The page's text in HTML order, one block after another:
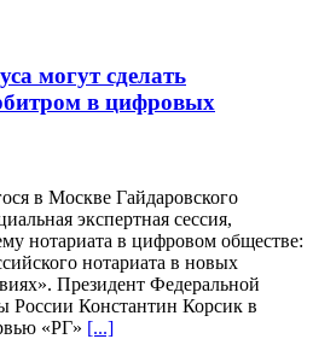
могут сделать
в цифровых
в Москве Гайдаровского
экспертная сессия,
нотариата в цифровом обществе:
нотариата в новых
Президент Федеральной
России Константин Корсик в
«РГ» [...]